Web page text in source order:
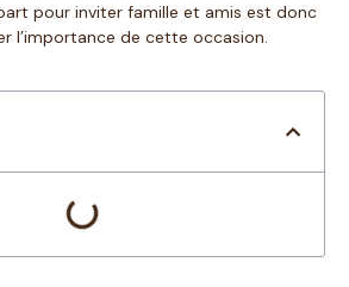
pour inviter famille et amis est donc
l’importance de cette occasion.